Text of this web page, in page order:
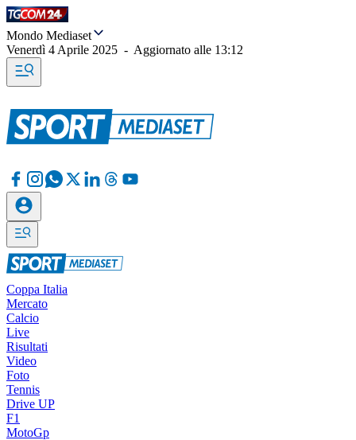
Mondo Mediaset
Venerdì 4 Aprile 2025 - Aggiornato alle 13:12
Coppa Italia
Mercato
Calcio
Live
Risultati
Video
Foto
Tennis
Drive UP
F1
MotoGp